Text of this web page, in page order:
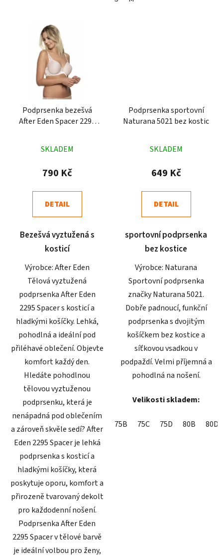
Podprsenka bezešvá
After Eden Spacer 2295
hodnocení
produktu
4,9
z
hvězdiček.
SKLADEM
790 Kč
DETAIL
Bezešvá vyztužená s
kosticí
Výrobce: After Eden
Tělová vyztužená
podprsenka After Eden
2295 Spacer s kosticí a
hladkými košíčky. Lehká,
pohodlná a ideální pod
přiléhavé oblečení. Objevte
komfort každý den.
Hledáte pohodlnou
tělovou vyztuženou
podprsenku, která je
nenápadná pod oblečením
a zároveň skvěle sedí? After
Eden 2295 Spacer je lehká
podprsenka s kosticí a
hladkými košíčky, která
poskytuje oporu, komfort a
přirozeně tvarovaný dekolt
pro každodenní nošení.
Podprsenka After Eden
2295 Spacer v tělové barvě
je ideální volbou pro ženy,
Podprsenka sportovní
Naturana 5021 bez kostic
hodnocení
produktu
4,9
z
hvězdiček.
SKLADEM
649 Kč
DETAIL
sportovní podprsenka
bez kostice
Výrobce: Naturana
Sportovní podprsenka
značky Naturana 5021.
Dobře padnoucí, funkční
podprsenka s dvojitým
košíčkem bez kostice a
síťkovou vsadkou v
podpaždí. Velmi příjemná a
pohodlná na nošení.
Velikosti skladem:
75B 75C 75D 80B 80D